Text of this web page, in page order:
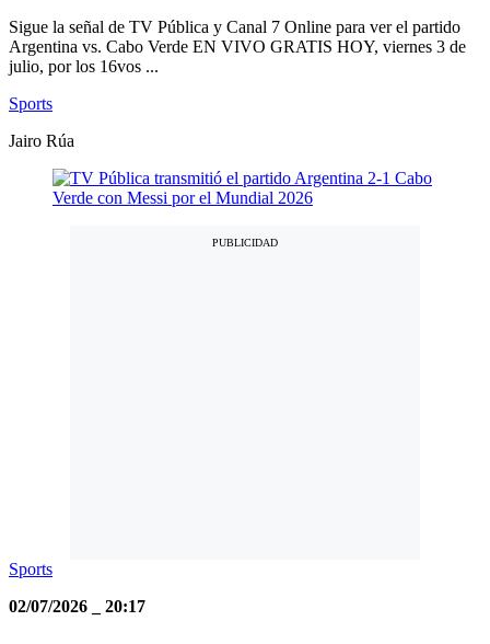
Sigue la señal de TV Pública y Canal 7 Online para ver el partido
Argentina vs. Cabo Verde EN VIVO GRATIS HOY, viernes 3 de
julio, por los 16vos ...
Sports
Jairo Rúa
Sports
02/07/2026
20:17